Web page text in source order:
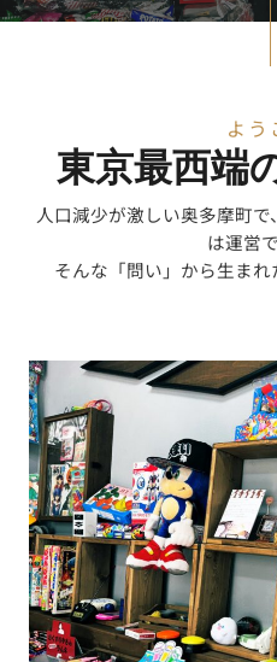
よう
東京最西端
人口減少が激しい奥多摩町
は運営
そんな「問い」から生まれ